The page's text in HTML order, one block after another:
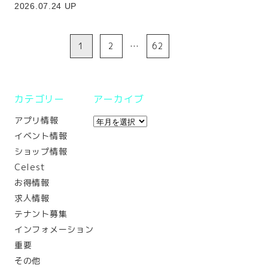
2026.07.24 UP
1 2 … 62
カテゴリー
アプリ情報
イベント情報
ショップ情報
Celest
お得情報
求人情報
テナント募集
インフォメーション
重要
その他
アーカイブ